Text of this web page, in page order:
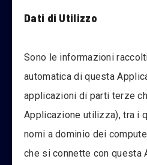
Dati di Utilizzo
Sono le informazioni
automatica di questa
applicazioni di parti terze
Applicazione utilizza), tra i
nomi a dominio dei
che si connette con questa